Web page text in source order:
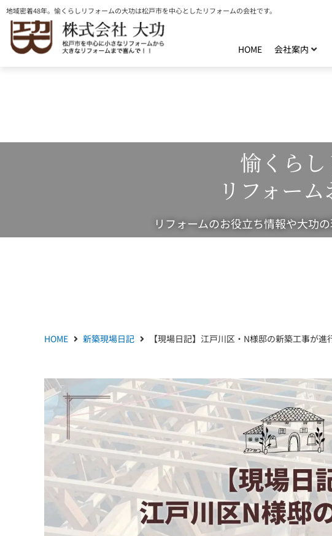
内地域密着48年。愉くらしリフォームの大功は松戸市を中心としたリフォームの会社です。
HOME 会社案内
愉くら
リフォー
リフォームのお役立ち情報や大功
HOME 新築現場日記 【現場日記】江戸川区・N様邸の新築工事が